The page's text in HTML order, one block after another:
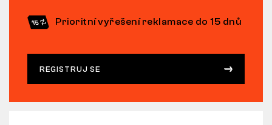
Prioritní vyřešení reklamace do 15 dnů
REGISTRUJ SE